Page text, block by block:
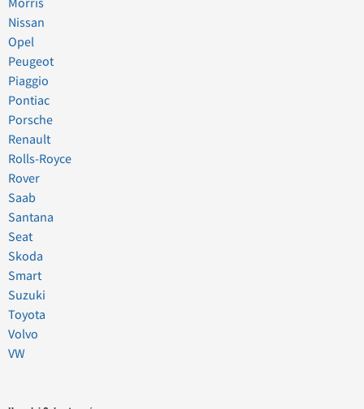
Morris
Nissan
Opel
Peugeot
Piaggio
Pontiac
Porsche
Renault
Rolls-Royce
Rover
Saab
Santana
Seat
Skoda
Smart
Suzuki
Toyota
Volvo
VW